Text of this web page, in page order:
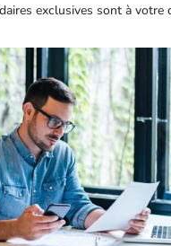
exclusives sont à votre